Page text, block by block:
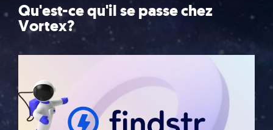
Qu'est-ce qu'il se passe chez
Vortex?